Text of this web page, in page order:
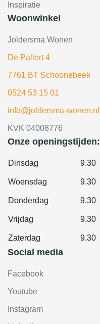
Inspiratie
Woonwinkel
Joldersma Wonen
De Pallert 4
7761 BT Schoonebeek
0524 53 15 01
info@joldersma-wonen.nl
KVK 04008776
Onze openingstijden:
Dinsdag 9.30
Woensdag 9.30
Donderdag 9.30
Vrijdag 9.30
Zaterdag 9.30
Social media
Facebook
Youtube
Instagram